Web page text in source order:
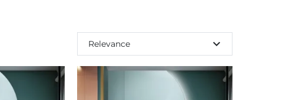
Relevance expand_more